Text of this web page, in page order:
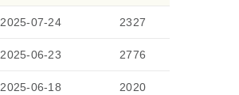
2025-07-24 2327
2025-06-23 2776
2025-06-18 2020